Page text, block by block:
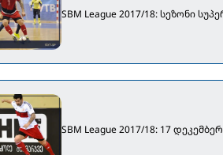
SBM League 2017/18: სეზონი
SBM League 2017/18: 17